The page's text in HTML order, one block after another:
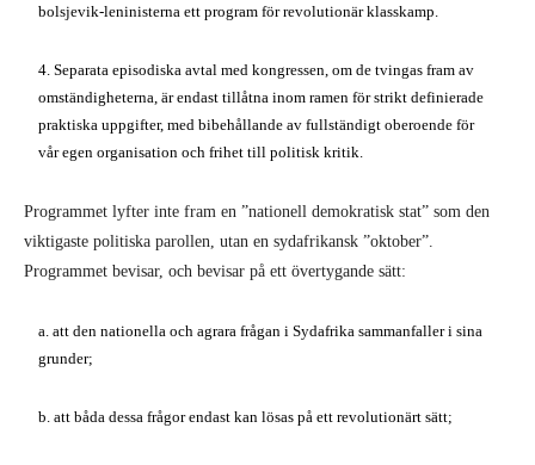
bolsjevik-leninisterna ett program för revolutionär klasskamp.
4. Separata episodiska avtal med kongressen, om de tvingas fram av
omständigheterna, är endast tillåtna inom ramen för strikt definierade
praktiska uppgifter, med bibehållande av fullständigt oberoende för
vår egen organisation och frihet till politisk kritik.
Programmet lyfter inte fram en ”nationell demokratisk stat” som den
viktigaste politiska parollen, utan en sydafrikansk ”oktober”.
Programmet bevisar, och bevisar på ett övertygande sätt:
a. att den nationella och agrara frågan i Sydafrika sammanfaller i sina
grunder;
b. att båda dessa frågor endast kan lösas på ett revolutionärt sätt;